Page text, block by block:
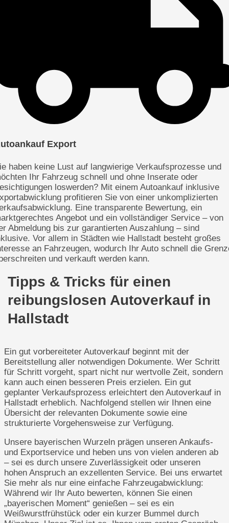
Export
haben keine Lust auf langwierige Verkaufsprozesse und
Ihr Fahrzeug schnell und ohne Inserate oder
loswerden? Mit einem Autoankauf inklusive
profitieren Sie von einer unkomplizierten
Eine transparente Bewertung, ein
Angebot und ein vollständiger Service – von
Abmeldung bis zur garantierten Auszahlung – sind
Vor allem in Städten wie Hallstadt besteht großes
an Fahrzeugen, wodurch Ihr Auto schnell die
und verkauft werden kann.
Tipps & Tricks für einen
reibungslosen Autoverkauf in
Hallstadt
Ein gut vorbereiteter Autoverkauf beginnt mit der
Bereitstellung aller notwendigen Dokumente. Wer Schritt
für Schritt vorgeht, spart nicht nur wertvolle Zeit, sondern
kann auch einen besseren Preis erzielen. Ein gut
geplanter Verkaufsprozess erleichtert den Autoverkauf in
Hallstadt erheblich. Nachfolgend stellen wir Ihnen eine
Übersicht der relevanten Dokumente sowie eine
strukturierte Vorgehensweise zur Verfügung.
Unsere bayerischen Wurzeln prägen unseren Ankaufs-
und Exportservice und heben uns von vielen anderen ab
– sei es durch unsere Zuverlässigkeit oder unseren
hohen Anspruch an exzellenten Service. Bei uns erwartet
Sie mehr als nur eine einfache Fahrzeugabwicklung:
Während wir Ihr Auto bewerten, können Sie einen
„bayerischen Moment“ genießen – sei es ein
Weißwurstfrühstück oder ein kurzer Bummel durch